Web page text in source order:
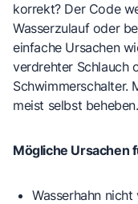
korrekt? Der Code
Wasserzulauf oder
einfache Ursachen
verdrehter Schlauch
Schwimmerschalter.
meist selbst beheben.
Mögliche Ursachen
Wasserhahn